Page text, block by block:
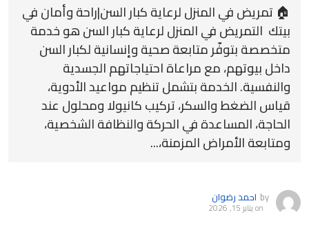
🏠 تمريض في المنزل لرعاية كبار السن|راحة وأمان في
بيتك التمريض في المنزل لرعاية كبار السن هو خدمة
متخصصة بتوفّر متابعة صحية وإنسانية لكبار السن
داخل بيوتهم، مع مراعاة احتياجاتهم الجسدية
والنفسية. الخدمة بتشمل تنظيم مواعيد الأدوية،
قياس الضغط والسكر، تركيب كانيولا ومحلول عند
الحاجة، المساعدة في الحركة والنظافة الشخصية،
ومتابعة الأمراض المزمنة،...
by احمد رضوان
onيناير 15, 2026